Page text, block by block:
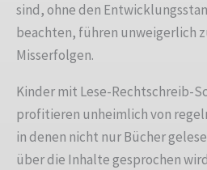
sind, ohne den
beachten, führen unweigerlich
Misserfolgen.
Kinder mit Lese-Rechtschreib-
profitieren unheimlich von
in denen nicht nur Bücher
über die Inhalte gesprochen